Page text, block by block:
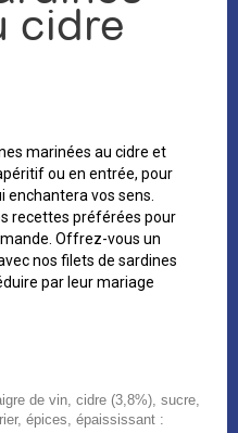
cidre
marinées au cidre et
ou en entrée, pour
enchantera vos sens.
recettes préférées pour
Offrez-vous un
nos filets de sardines
par leur mariage
de vin, cidre (3,8%), sucre,
épices, épaississant :